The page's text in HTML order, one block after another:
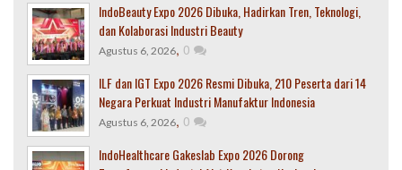
IndoBeauty Expo 2026 Dibuka, Hadirkan Tren, Teknologi,
dan Kolaborasi Industri Beauty
Agustus 6, 2026, 0
ILF dan IGT Expo 2026 Resmi Dibuka, 210 Peserta dari 14
Negara Perkuat Industri Manufaktur Indonesia
Agustus 6, 2026, 0
IndoHealthcare Gakeslab Expo 2026 Dorong